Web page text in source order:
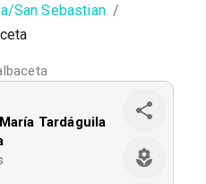
San Sebastian /
Tardáguila